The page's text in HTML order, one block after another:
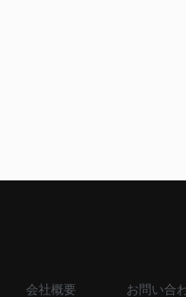
会社概要 お問い合